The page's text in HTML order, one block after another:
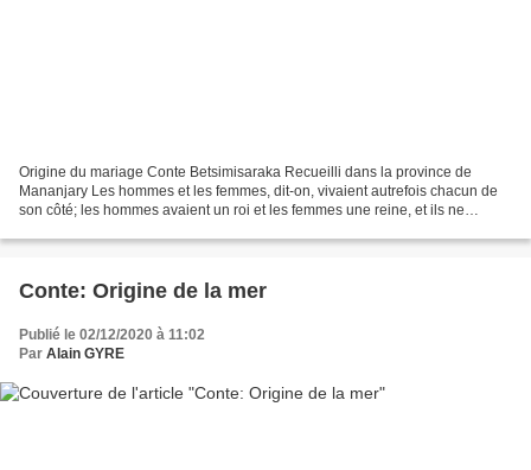
Origine du mariage Conte Betsimisaraka Recueilli dans la province de
Mananjary Les hommes et les femmes, dit-on, vivaient autrefois chacun de
son côté; les hommes avaient un roi et les femmes une reine, et ils ne
Conte: Origine de la mer
Publié le 02/12/2020 à 11:02
Par Alain GYRE